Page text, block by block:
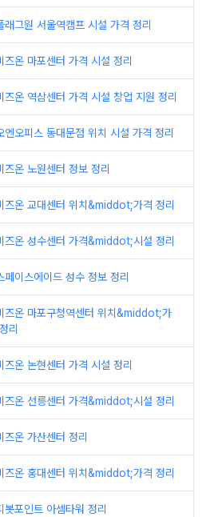
래그원 서울역캠프 시설 가격 정리
즈온 마포센터 가격 시설 정리
즈온 역삼센터 가격 시설 창업 지원 정리
엔오피스 동대문점 위치 시설 가격 정리
즈온 노원센터 정보 정리
즈온 교대센터 위치&middot;가격 정리
즈온 성수센터 가격&middot;시설 정리
페이스에이드 성수 정보 정리
즈온 마포구청역센터 위치&middot;가
리
즈온 논현센터 가격 시설 정리
즈온 선릉센터 가격&middot;시설 정리
온 가산센터 정리
즈온 홍대센터 위치&middot;가격 정리
포인트 아셈타워 정리